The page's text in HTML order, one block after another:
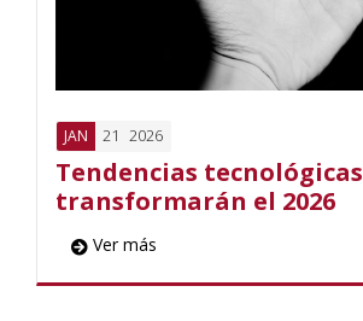
JAN 21 2026
Tendencias
transformarán el 2026
Ver más